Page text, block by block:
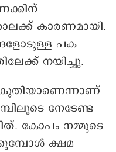
കാരണമായി.
പക
നയിച്ചു.
പകുതിയാണെന്നാണ്
നേടേണ്ട
കോപം നമ്മുടെ
ക്ഷമ